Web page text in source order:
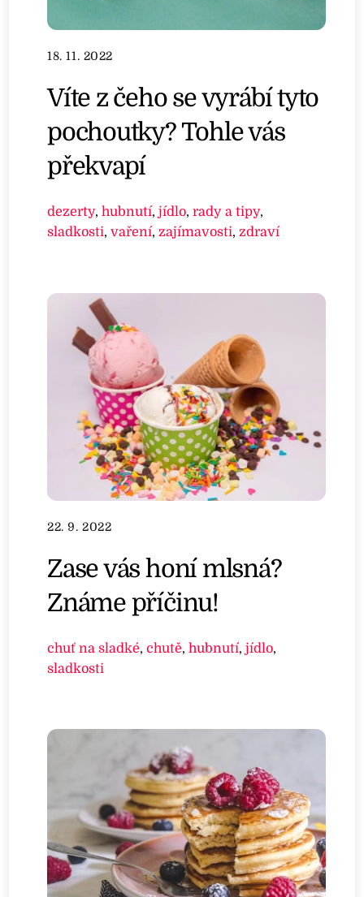
18. 11. 2022
Víte z čeho se vyrábí tyto
pochoutky? Tohle vás
překvapí
dezerty,hubnutí,jídlo,rady a tipy,
sladkosti,vaření,zajímavosti,zdraví
22. 9. 2022
Zase vás honí mlsná?
Známe příčinu!
chuť na sladké,chutě,hubnutí,jídlo,
sladkosti